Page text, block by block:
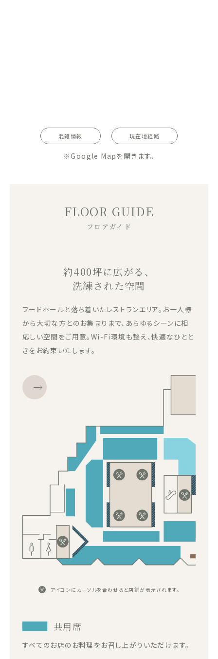
混雑情報 現在地経路
※Google Mapを開きます。
FLOOR GUIDE
フロアガイド
約400坪に広がる、
洗練された空間
フードホールと落ち着いたレストランエリア。お一人様
から大切な方とのお集まりまで、あらゆるシーンに相
応しい空間をご用意。Wi-Fi環境も整え、快適なひとと
きをお約束いたします。
アイコンにカーソルを合わせると店舗が表示されます。
共用席
すべてのお店のお料理をお召し上がりいただけます。